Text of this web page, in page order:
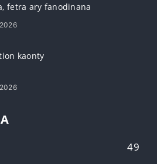
fetra ary fanodinana
kaonty
49